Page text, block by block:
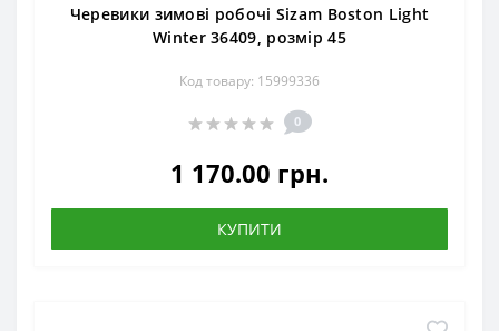
Черевики зимові робочі Sizam Boston Light
Winter 36409, розмір 45
Код товару: 15999336
0
1 170.00 грн.
КУПИТИ